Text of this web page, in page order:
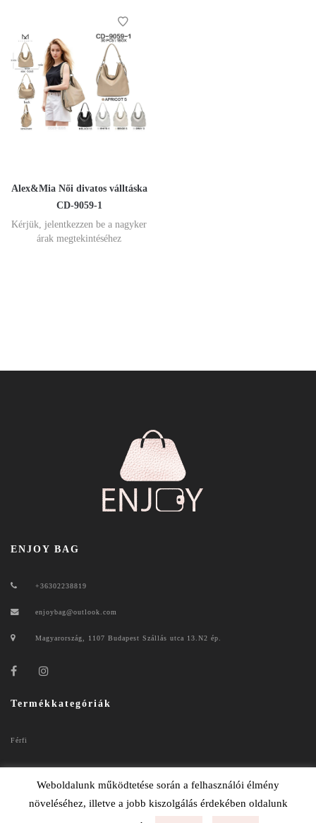
Alex&Mia Női divatos válltáska
CD-9059-1
Kérjük, jelentkezzen be a nagyker
árak megtekintéséhez
ENJOY BAG
+36302238819
enjoybag@outlook.com
Magyarország, 1107 Budapest Szállás utca 13.N2 ép.
Termékkategóriák
Férfi
Weboldalunk működtetése során a felhasználói élmény
növeléséhez, illetve a jobb kiszolgálás érdekében oldalunk